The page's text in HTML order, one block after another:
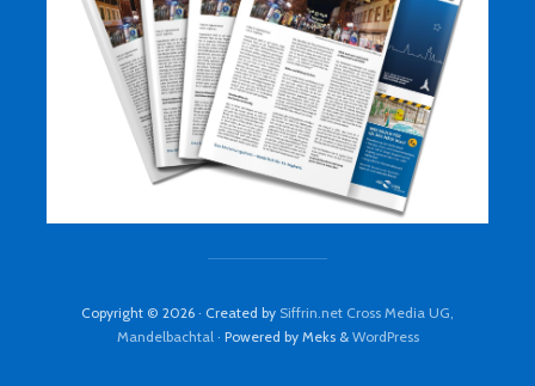
Copyright © 2026 · Created by Siffrin.net Cross Media UG,
Mandelbachtal· Powered by Meks & WordPress